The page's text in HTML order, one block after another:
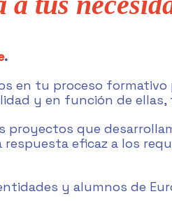
.
en tu proceso
y en función de
proyectos que
eficaz a los
y alumnos de